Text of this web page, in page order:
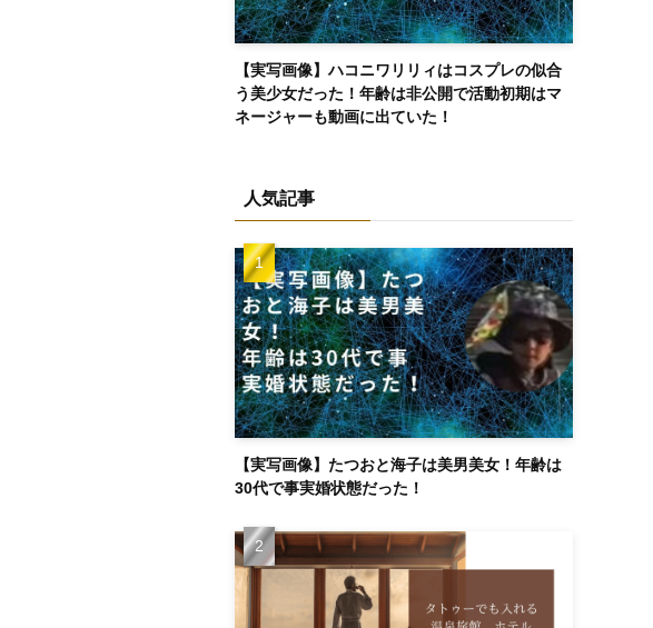
【実写画像】ハコニワリリィはコスプレの似合
う美少女だった！年齢は非公開で活動初期はマ
ネージャーも動画に出ていた！
人気記事
【実写画像】たつおと海子は美男美女！年齢は
30代で事実婚状態だった！